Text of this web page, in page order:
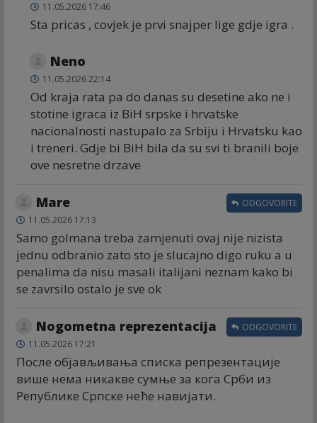
11.05.2026 17:46
Sta pricas , covjek je prvi snajper lige gdje igra .
Neno
11.05.2026 22:14
Od kraja rata pa do danas su desetine ako ne i
stotine igraca iz BiH srpske i hrvatske
nacionalnosti nastupalo za Srbiju i Hrvatsku kao
i treneri. Gdje bi BiH bila da su svi ti branili boje
ove nesretne drzave
Mare
11.05.2026 17:13
Samo golmana treba zamjenuti ovaj nije nizista
jednu odbranio zato sto je slucajno digo ruku a u
penalima da nisu masali italijani neznam kako bi
se zavrsilo ostalo je sve ok
ODGOVORITE
Nogometna reprezentacija
11.05.2026 17:21
После објављивања списка репрезентације
више нема никакве сумње за кога Срби из
Републике Српске неће навијати.
ODGOVORITE